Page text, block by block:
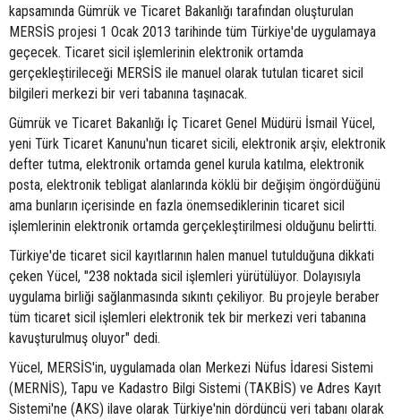
kapsamında Gümrük ve Ticaret Bakanlığı tarafından oluşturulan
MERSİS projesi 1 Ocak 2013 tarihinde tüm Türkiye'de uygulamaya
geçecek. Ticaret sicil işlemlerinin elektronik ortamda
gerçekleştirileceği MERSİS ile manuel olarak tutulan ticaret sicil
bilgileri merkezi bir veri tabanına taşınacak.
Gümrük ve Ticaret Bakanlığı İç Ticaret Genel Müdürü İsmail Yücel,
yeni Türk Ticaret Kanunu'nun ticaret sicili, elektronik arşiv, elektronik
defter tutma, elektronik ortamda genel kurula katılma, elektronik
posta, elektronik tebligat alanlarında köklü bir değişim öngördüğünü
ama bunların içerisinde en fazla önemsediklerinin ticaret sicil
işlemlerinin elektronik ortamda gerçekleştirilmesi olduğunu belirtti.
Türkiye'de ticaret sicil kayıtlarının halen manuel tutulduğuna dikkati
çeken Yücel, "238 noktada sicil işlemleri yürütülüyor. Dolayısıyla
uygulama birliği sağlanmasında sıkıntı çekiliyor. Bu projeyle beraber
tüm ticaret sicil işlemleri elektronik tek bir merkezi veri tabanına
kavuşturulmuş oluyor" dedi.
Yücel, MERSİS'in, uygulamada olan Merkezi Nüfus İdaresi Sistemi
(MERNİS), Tapu ve Kadastro Bilgi Sistemi (TAKBİS) ve Adres Kayıt
Sistemi'ne (AKS) ilave olarak Türkiye'nin dördüncü veri tabanı olarak